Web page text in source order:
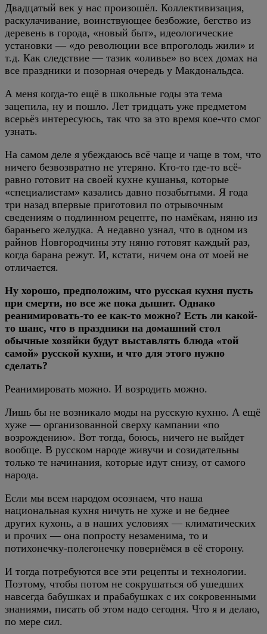
Двадцатый век у нас произошёл. Коллективизация,
раскулачивание, воинствующее безбожие, бегство из
деревень в города, «новый быт», идеологические
установки — «до революции все впроголодь жили» и
т.д. Как следствие — тазик «оливье» во всех домах на
все праздники и позорная очередь у Макдональдса.
А меня когда-то ещё в школьные годы эта тема
зацепила, ну и пошло. Лет тридцать уже предметом
всерьёз интересуюсь, так что за это время кое-что смог
узнать.
На самом деле я убеждаюсь всё чаще и чаще в том, что
ничего безвозвратно не утеряно. Кто-то где-то всё-
равно готовит на своей кухне кушанья, которые
«специалистам» казались давно позабытыми. Я года
три назад впервые приготовил по отрывочным
сведениям о подлинном рецепте, по намёкам, няню из
бараньего желудка. А недавно узнал, что в одном из
райнов Новгородчины эту няню готовят каждый раз,
когда барана режут. И, кстати, ничем она от моей не
отличается.
Ну хорошо, предположим, что русская кухня пусть
при смерти, но все же пока дышит. Однако
реанимировать-то ее как-то можно? Есть ли какой-
то шанс, что в праздники на домашний стол
обычные хозяйки будут выставлять блюда «той
самой» русской кухни, и что для этого нужно
сделать?
Реанимировать можно. И возродить можно.
Лишь бы не возникало моды на русскую кухню. А ещё
хуже — организованной сверху кампании «по
возрождению». Вот тогда, боюсь, ничего не выйдет
вообще. В русском народе живучи и созидательны
только те начинания, которые идут снизу, от самого
народа.
Если мы всем народом осознаем, что наша
национальная кухня ничуть не хуже и не беднее
других кухонь, а в наших условиях — климатических
и прочих — она попросту незаменима, то и
потихонечку-полегонечку повернёмся в её сторону.
И тогда потребуются все эти рецепты и технологии.
Поэтому, чтобы потом не сокрушаться об ушедших
навсегда бабушках и прабабушках с их сокровенными
знаниями, писать об этом надо сегодня. Что я и делаю,
по мере сил.